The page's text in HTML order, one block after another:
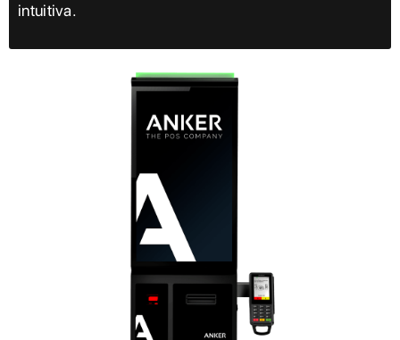
intuitiva.